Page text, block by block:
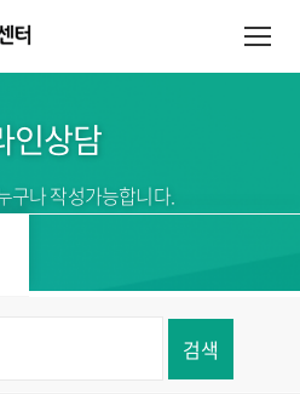
인상담
구나 작성가능합니다.
검색